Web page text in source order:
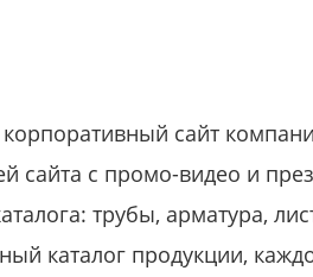
сайт
сайта с промо-видео и
трубы, арматура,
каталог продукции,